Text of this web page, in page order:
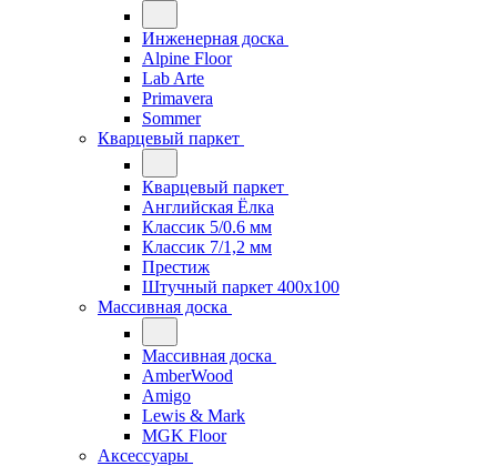
Инженерная доска
Alpine Floor
Lab Arte
Primavera
Sommer
Кварцевый паркет
Кварцевый паркет
Английская Ёлка
Классик 5/0.6 мм
Классик 7/1,2 мм
Престиж
Штучный паркет 400x100
Массивная доска
Массивная доска
AmberWood
Amigo
Lewis & Mark
MGK Floor
Аксессуары